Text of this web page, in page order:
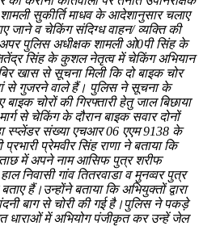
सुकीर्ति माधव के आदेशानुसार चलाए
जाने व चेकिंग संदिग्ध वाहन/ व्यक्ति की
पुलिस अधीक्षक शामली ओ0पी सिंह के
जितेंद्र सिंह के कुशल नेतृत्व में चेकिंग अभियान
खास से सूचना मिली कि दो बाइक चोर
से गुजरने वाले हैं। पुलिस ने सूचना के
चोरों की गिरफ्तारी हेतु जाल बिछाया
से चेकिंग के दौरान बाइक सवार दोनों
स्प्लेंडर संख्या एचआर 06 एएम 9138 के
प्रेमवीर सिंह राणा ने बताया कि
में अपने नाम आसिफ पुत्र शरीफ
निवासी गांव तितरवाडा व मुनव्वर पुत्र
हैं।उन्होंने बताया कि अभियुक्तों द्वारा
बाग से चोरी की गई है।पुलिस ने पकड़े
धाराओं में अभियोग पंजीकृत कर उन्हें जेल